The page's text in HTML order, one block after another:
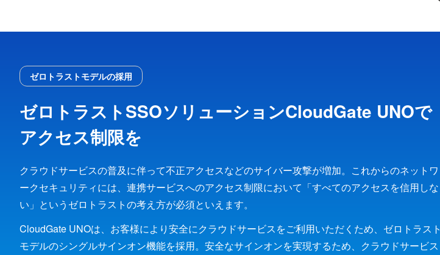
ゼロトラストモデルの採用
ゼロトラストSSOソリューションCloudGate UNOで
アクセス制限を
クラウドサービスの普及に伴って不正アクセスなどのサイバー攻撃が増加。これからのネットワ
ークセキュリティには、連携サービスへのアクセス制限において「すべてのアクセスを信用しな
い」というゼロトラストの考え方が必須といえます。
CloudGate UNOは、お客様により安全にクラウドサービスをご利用いただくため、ゼロトラスト
モデルのシングルサインオン機能を採用。安全なサインオンを実現するため、クラウドサービス